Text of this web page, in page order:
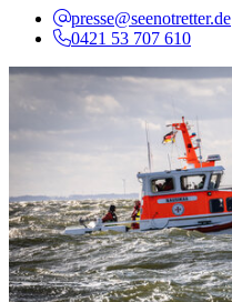
presse@seenotretter.de
0421 53 707 610